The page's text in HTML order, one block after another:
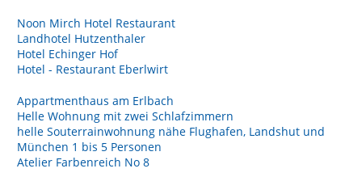
Noon Mirch Hotel Restaurant
Landhotel Hutzenthaler
Hotel Echinger Hof
Hotel - Restaurant Eberlwirt
Appartmenthaus am Erlbach
Helle Wohnung mit zwei Schlafzimmern
helle Souterrainwohnung nähe Flughafen, Landshut und
München 1 bis 5 Personen
Atelier Farbenreich No 8